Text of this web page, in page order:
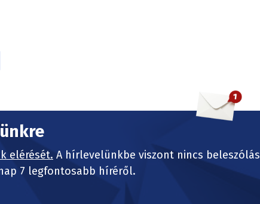
elérését. A hírlevelünkbe viszont nincs
7 legfontosabb híréről.